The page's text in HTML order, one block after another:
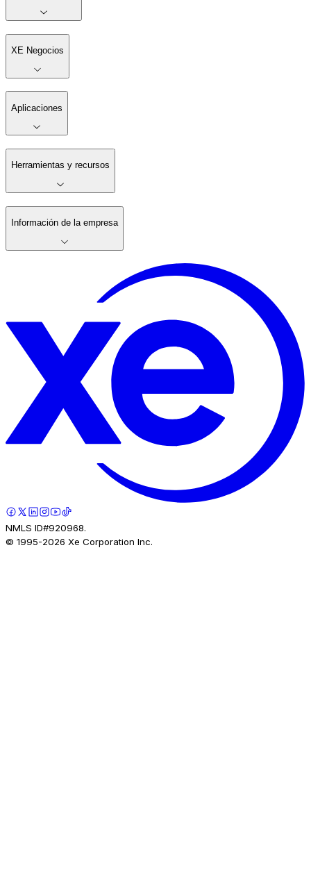
XE Negocios
Aplicaciones
Herramientas y recursos
Información de la empresa
NMLS ID#920968.
© 1995-2026 Xe Corporation Inc.